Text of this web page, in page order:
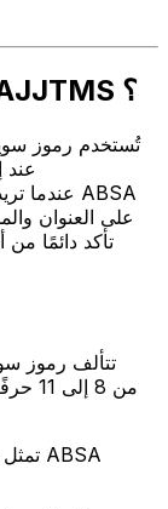
متى يجب أن أستخدم ABSAZAJJTMS ؟
تُستخدم رموز
عند
تأكد دائمًا
تتألف رموز